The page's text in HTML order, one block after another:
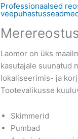
Professionaalsed
Laomor on üks
kasutajale suunatud
lokaliseerimis- ja
Tootevalikusse
Skimmerid
Pumbad